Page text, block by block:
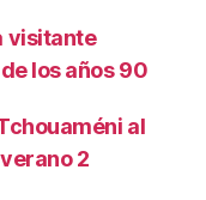
visitante
los años 90
al
2